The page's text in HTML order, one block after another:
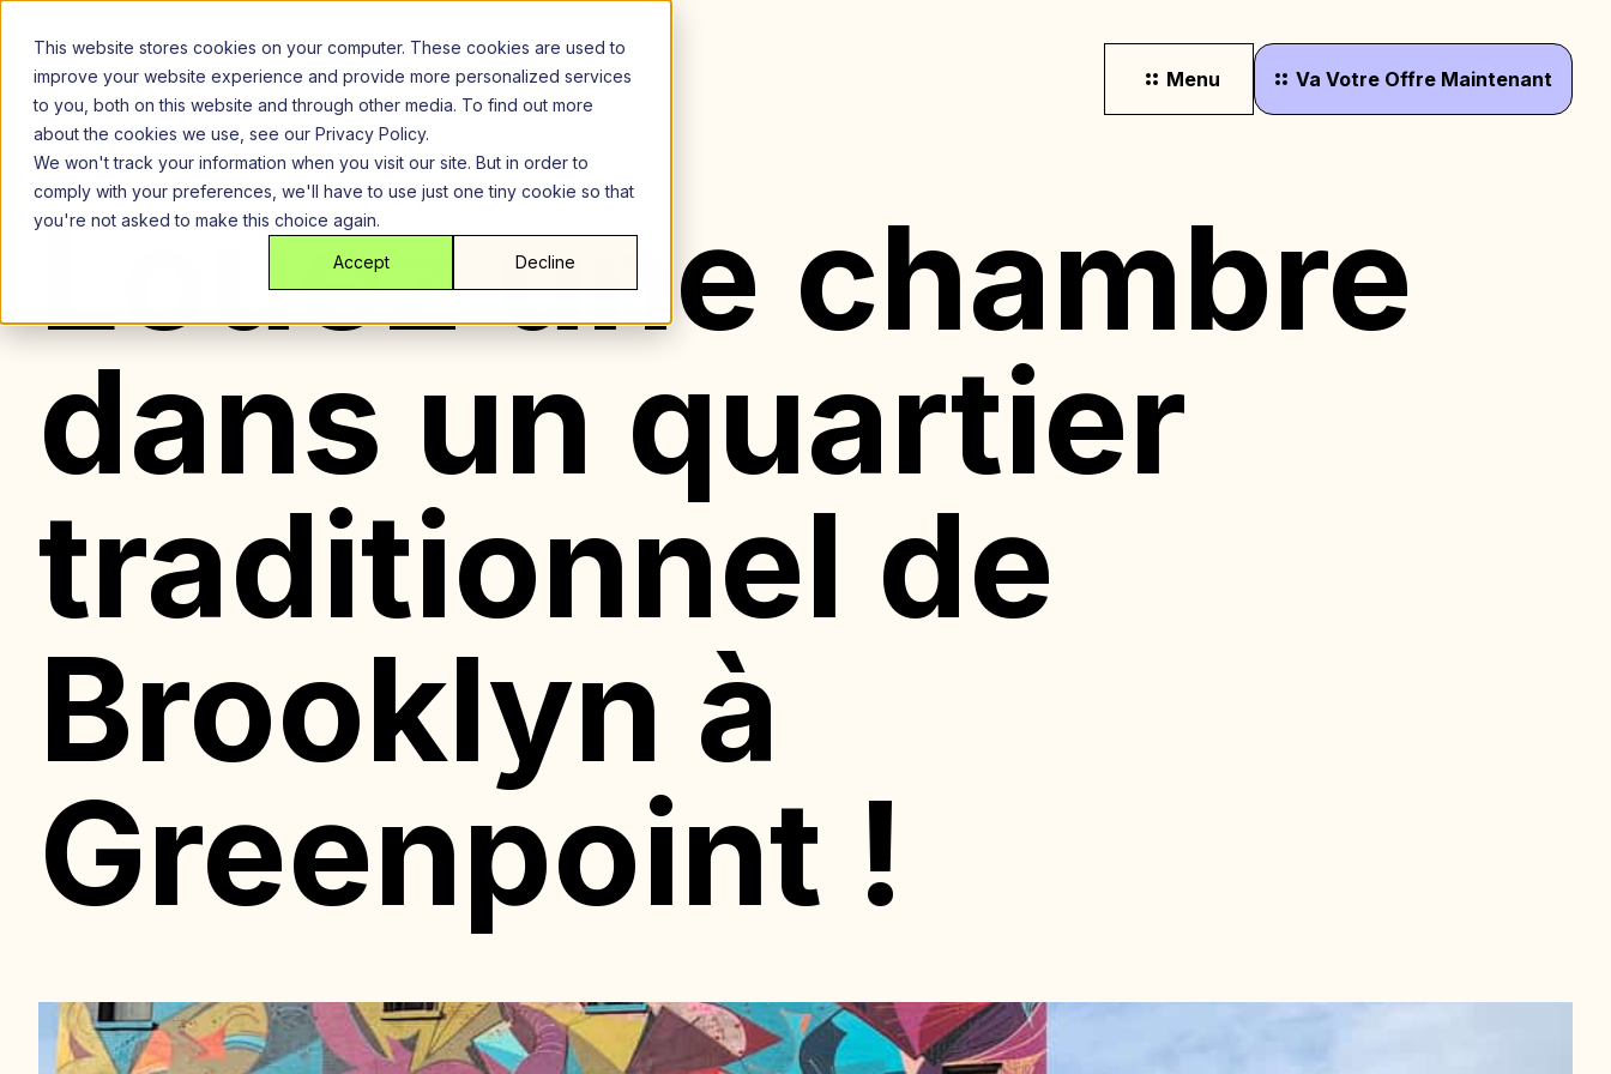
This website stores cookies on your computer. These cookies are used to
improve your website experience and provide more personalized services
to you, both on this website and through other media. To find out more
about the cookies we use, see our Privacy Policy.
We won't track your information when you visit our site. But in order to
comply with your preferences, we'll have to use just one tiny cookie so that
you're not asked to make this choice again.
Accept Decline
Aller
contenu
Menu
Va Votre Offre Maintenant
Louez une chambre
dans un quartier
traditionnel de
Brooklyn à
Greenpoint !